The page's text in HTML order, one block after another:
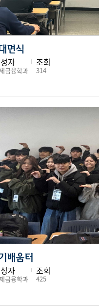
면식
자
금융학과
조회
314
배움터
자
금융학과
조회
425